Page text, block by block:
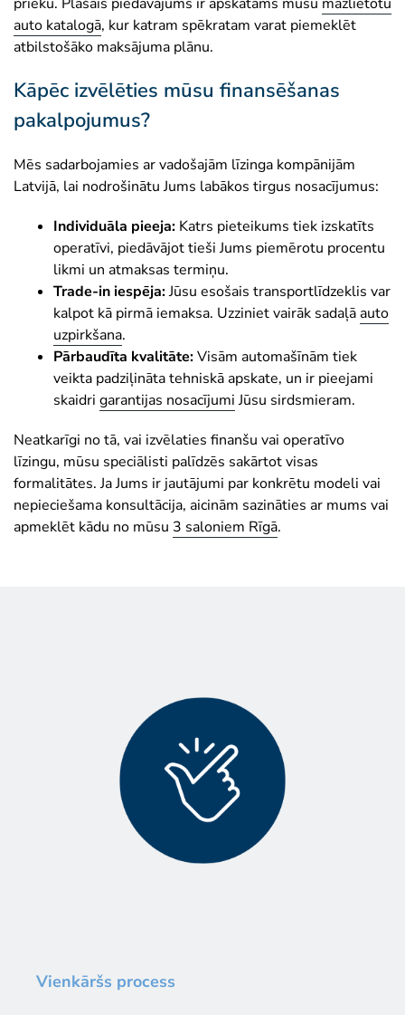
auto katalogā, kur katram spēkratam varat piemeklēt
atbilstošāko maksājuma plānu.
Kāpēc izvēlēties mūsu finansēšanas
pakalpojumus?
Mēs sadarbojamies ar vadošajām līzinga kompānijām
Latvijā, lai nodrošinātu Jums labākos tirgus nosacījumus:
Individuāla pieeja: Katrs pieteikums tiek izskatīts
operatīvi, piedāvājot tieši Jums piemērotu procentu
likmi un atmaksas termiņu.
Trade-in iespēja:Jūsu esošais transportlīdzeklis var
kalpot kā pirmā iemaksa. Uzziniet vairāk sadaļāauto
uzpirkšana.
Pārbaudīta kvalitāte:Visām automašīnām tiek
veikta padziļināta tehniskā apskate, un ir pieejami
skaidri garantijas nosacījumiJūsu sirdsmieram.
Neatkarīgi no tā, vai izvēlaties finanšu vai operatīvo
līzingu, mūsu speciālisti palīdzēs sakārtot visas
formalitātes. Ja Jums ir jautājumi par konkrētu modeli vai
nepieciešama konsultācija, aicinām sazināties ar mums vai
apmeklēt kādu no mūsu 3 saloniem Rīgā.
Vienkāršs process